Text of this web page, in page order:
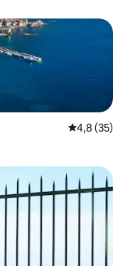
Средна
4,8 (35)